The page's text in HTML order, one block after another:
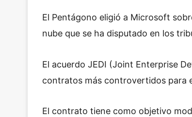
El Pentágono eligió a Microsoft
nube que se ha disputado en los
El acuerdo JEDI (Joint Enterprise
contratos más controvertidos para
El contrato tiene como objetivo